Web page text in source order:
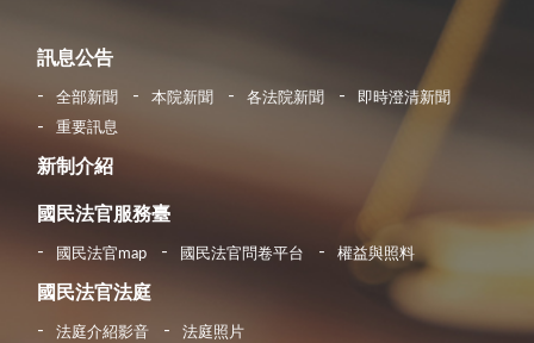
訊息公告
全部新聞 本院新聞 各法院新聞
即時澄清新聞
重要訊息
新制介紹
國民法官服務臺
國民法官map 國民法官問卷平台 權益與照料
國民法官法庭
法庭介紹影音 法庭照片